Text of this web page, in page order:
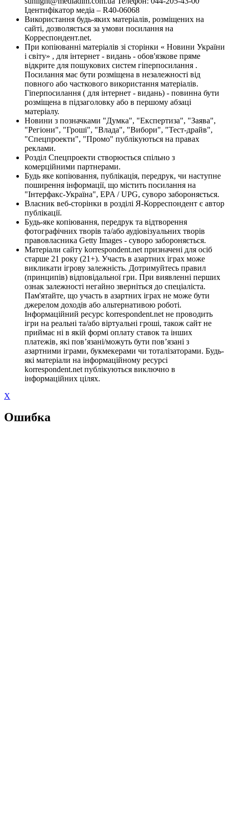
Ідентифікатор медіа – R40-06068
Використання будь-яких матеріалів, розміщених на
сайті, дозволяється за умови посилання на
Корреспондент.net.
При копіюванні матеріалів зі сторінки « Новини України
і світу» , для інтернет - видань - обов'язкове пряме
відкрите для пошукових систем гіперпосилання .
Посилання має бути розміщена в незалежності від
повного або часткового використання матеріалів.
Гіперпосилання ( для інтернет - видань) - повинна бути
розміщена в підзаголовку або в першому абзаці
матеріалу.
Новини з позначками "Думка", "Експертиза", "Заява",
"Регіони", "Гроші", "Влада", "Вибори", "Тест-драйв",
"Спецпроекти", "Промо" публікуються на правах
реклами.
Розділ Спецпроекти створюється спільно з
комерційними партнерами.
Будь яке копіювання, публікація, передрук, чи наступне
поширення інформації, що містить посилання на
"Інтерфакс-Україна", EPA / UPG, суворо забороняється.
Власник веб-сторінки в розділі Я-Корреспондент є автор
публікації.
Будь-яке копіювання, передрук та відтворення
фотографічних творів та/або аудіовізуальних творів
правовласника Getty Images - суворо забороняється.
Матеріали сайту korrespondent.net призначені для осіб
старше 21 року (21+). Участь в азартних іграх може
викликати ігрову залежність. Дотримуйтесь правил
(принципів) відповідальної гри. При виявленні перших
ознак залежності негайно зверніться до спеціаліста.
Пам'ятайте, що участь в азартних іграх не може бути
джерелом доходів або альтернативою роботі.
Інформаційний ресурс korrespondent.net не проводить
ігри на реальні та/або віртуальні гроші, також сайт не
приймає ні в якій формі оплату ставок та інших
платежів, які пов’язані/можуть бути пов’язані з
азартними іграми, букмекерами чи тоталізаторами. Будь-
які матеріали на інформаційному ресурсі
korrespondent.net публікуються виключно в
інформаційних цілях.
X
Ошибка